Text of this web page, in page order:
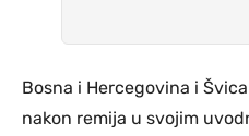
Bosna i Hercegovina i
nakon remija u svojim